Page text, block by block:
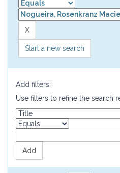
Start a new search
Add filters:
Use filters to refine the search